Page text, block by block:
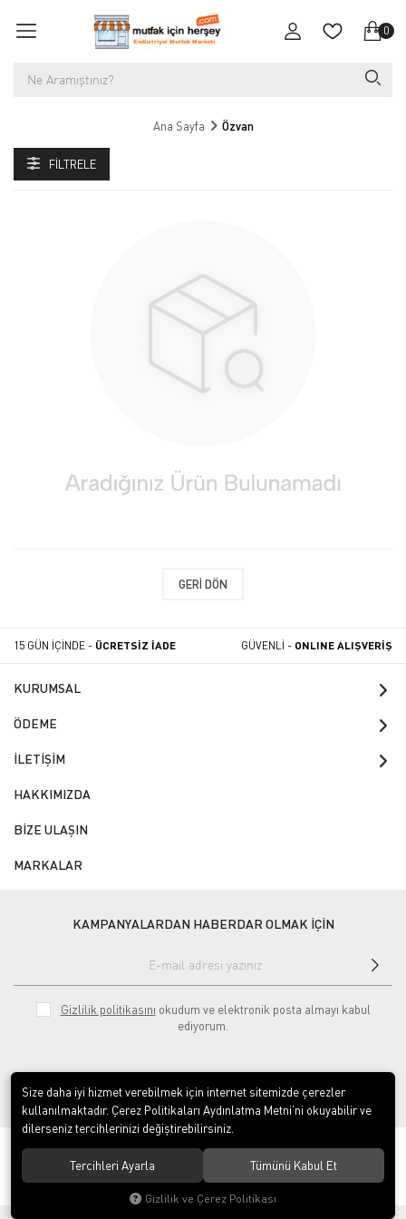
0
Ana Sayfa Özvan
FILTRELE
GERI DÖN
15 GÜN İÇİNDE - ÜCRETSİZ İADE GÜVENLİ - ONLINE ALIŞVERİŞ
KURUMSAL
ÖDEME
İLETİŞİM
HAKKIMIZDA
BİZE ULAŞIN
MARKALAR
KAMPANYALARDAN HABERDAR OLMAK İÇİN
Gizlilik politikasını okudum ve elektronik posta almayı kabul
ediyorum.
© 2020ÇINAR ENDÜSTRİYEL MUTFAK LTD.ŞTİ.. Tüm hakları saklıdır.
Size daha iyi hizmet verebilmek için internet sitemizde çerezler
kullanılmaktadır. Çerez Politikaları Aydınlatma Metni’ni okuyabilir ve
dilerseniz tercihlerinizi değiştirebilirsiniz.
Tercihleri Ayarla Tümünü Kabul Et
Gizlilik ve Çerez Politikası